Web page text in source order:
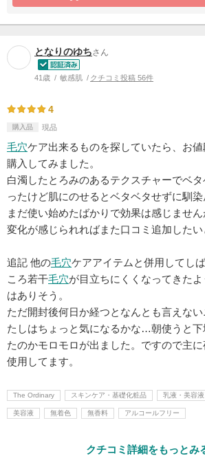
となりのゆちさん
41歳 敏感肌 クチコミ投稿 56件
4
購入品 現品
毛穴ケア出来るものを探していたら、お
購入してみました。
白濁したとろみのあるテクスチャーでベ
ったけど肌にのせるとベタベタせずに馴染
まだ使い始めたばかりで効果は感じませ
変化が感じられればまた口コミ追加したい
追記 他の毛穴ケアアイテムと併用してし
ころ若干毛穴が目立ちにくくなってきた
はありそう。
ただ開封後何日か経つとなんとも言えな
たしはちょっと気になるかな…朝使うと下
たのかモロモロが出ました。ですので主
使用してます。
The Ordinary スキンケア・基礎化粧品 乳液・美容
美容液 無着色 無香料 アルコールフリー
クチコミ詳細をもっとみ